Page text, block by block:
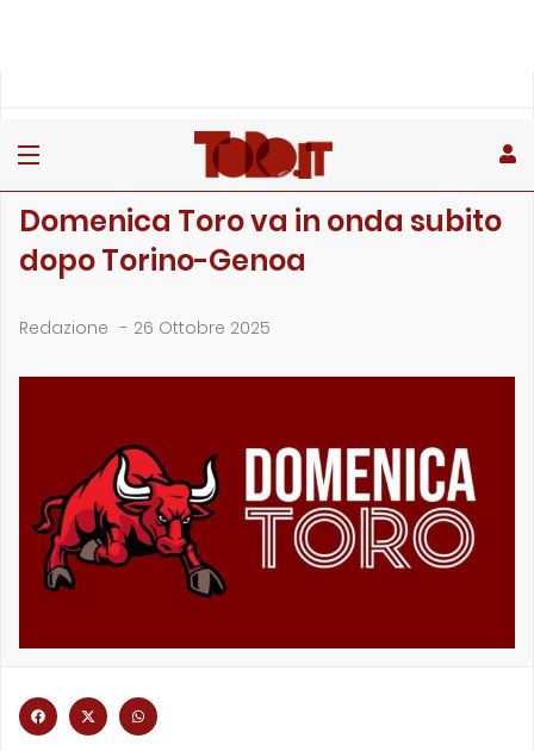
»
CLUB & CULTURA GRANATA
Domenica Toro va in onda subito
dopo Torino-Genoa
Redazione - 26 Ottobre 2025